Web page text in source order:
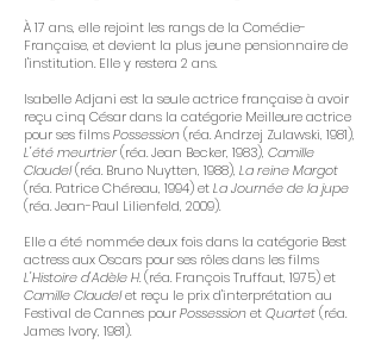
À 17 ans, elle rejoint les rangs de la Comédie-
Française, et devient la plus jeune pensionnaire de
l'institution. Elle y restera 2 ans.
Isabelle Adjani est la seule actrice française à avoir
reçu cinq César dans la catégorie Meilleure actrice
pour ses filmsPossession(réa. Andrzej Zulawski, 1981),
L'été meurtrier(réa. Jean Becker, 1983), Camille
Claudel(réa. Bruno Nuytten, 1988), La reine Margot
(réa. Patrice Chéreau, 1994) etLa Journée de la jupe
(réa. Jean-Paul Lilienfeld, 2009).
Elle a été nommée deux fois dans la catégorie Best
actress aux Oscars pour ses rôles dans les films
L'Histoire d'Adèle H.(réa. François Truffaut, 1975) et
Camille Claudelet reçu le prix d'interprétation au
Festival de Cannes pourPossessionetQuartet(réa.
James Ivory, 1981).